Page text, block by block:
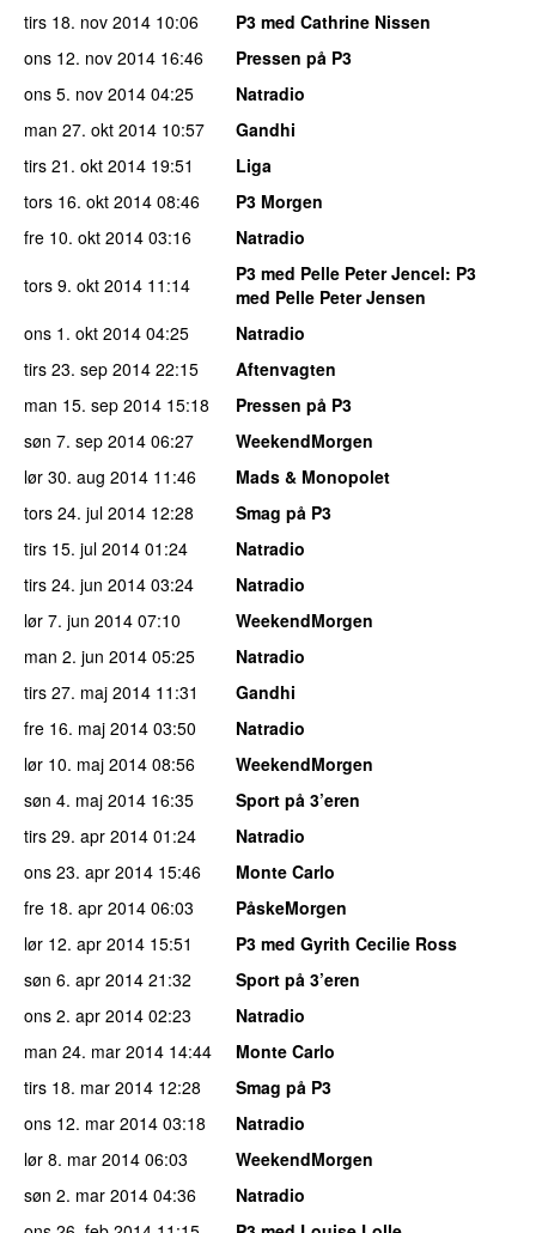
tirs 18. nov 2014 10:06
P3 med Cathrine Nissen
ons 12. nov 2014 16:46
Pressen på P3
ons 5. nov 2014 04:25
Natradio
man 27. okt 2014 10:57
Gandhi
tirs 21. okt 2014 19:51
Liga
tors 16. okt 2014 08:46
P3 Morgen
fre 10. okt 2014 03:16
Natradio
tors 9. okt 2014 11:14 P3 med Pelle Peter Jencel: P3
med Pelle Peter Jensen
ons 1. okt 2014 04:25
Natradio
tirs 23. sep 2014 22:15
Aftenvagten
man 15. sep 2014 15:18
Pressen på P3
søn 7. sep 2014 06:27
WeekendMorgen
lør 30. aug 2014 11:46
Mads & Monopolet
tors 24. jul 2014 12:28
Smag på P3
tirs 15. jul 2014 01:24
Natradio
tirs 24. jun 2014 03:24
Natradio
lør 7. jun 2014 07:10
WeekendMorgen
man 2. jun 2014 05:25
Natradio
tirs 27. maj 2014 11:31
Gandhi
fre 16. maj 2014 03:50
Natradio
lør 10. maj 2014 08:56
WeekendMorgen
søn 4. maj 2014 16:35
Sport på 3’eren
tirs 29. apr 2014 01:24
Natradio
ons 23. apr 2014 15:46
Monte Carlo
fre 18. apr 2014 06:03
PåskeMorgen
lør 12. apr 2014 15:51
P3 med Gyrith Cecilie Ross
søn 6. apr 2014 21:32
Sport på 3’eren
ons 2. apr 2014 02:23
Natradio
man 24. mar 2014 14:44
Monte Carlo
tirs 18. mar 2014 12:28
Smag på P3
ons 12. mar 2014 03:18
Natradio
lør 8. mar 2014 06:03
WeekendMorgen
søn 2. mar 2014 04:36
Natradio